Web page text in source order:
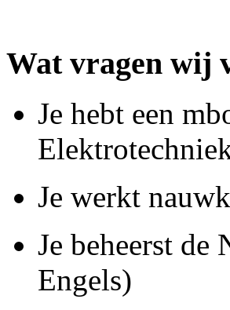
Wat vragen wij
Je hebt een
Je werkt
Je beheerst de
Engels)